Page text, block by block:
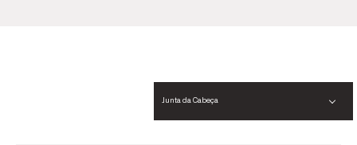
Junta da Cabeça